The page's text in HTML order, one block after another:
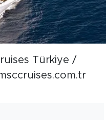
Türkiye /